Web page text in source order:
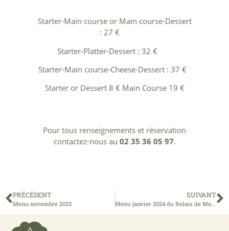
Starter-Main course or Main course-Dessert
: 27 €
Starter-Platter-Dessert : 32 €
Starter-Main course-Cheese-Dessert : 37 €
Starter or Dessert 8 € Main Course 19 €
Pour tous renseignements et réservation
contactez-nous au 02 35 36 05 97.
PRÉCÉDENT
Menu novembre 2023
SUIVANT
Menu janvier 2024 du Relais de Montigny